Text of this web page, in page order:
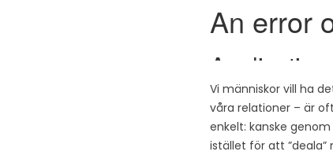
Vi människor vill ha
våra relationer – är
enkelt: kanske
istället för att ”deala”